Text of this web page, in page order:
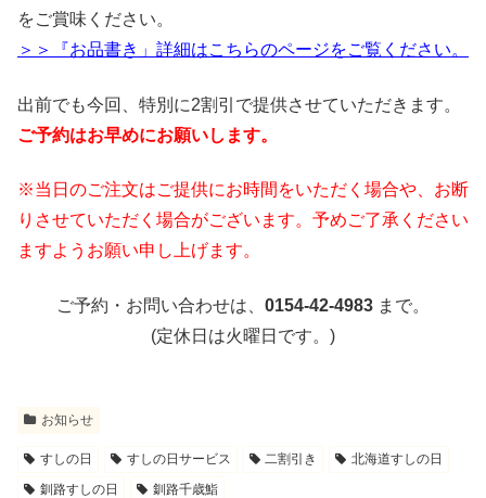
をご賞味ください。
＞＞『お品書き」詳細はこちらのページをご覧ください。
出前でも今回、特別に2割引で提供させていただきます。
ご予約はお早めにお願いします。
※当日のご注文はご提供にお時間をいただく場合や、お断
りさせていただく場合がございます。予めご了承ください
ますようお願い申し上げます。
ご予約・お問い合わせは、 0154-42-4983 まで。
(定休日は火曜日です。)
お知らせ
すしの日 すしの日サービス 二割引き
北海道すしの日
釧路すしの日
釧路千歳鮨